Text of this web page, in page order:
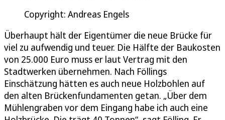
Copyright: Andreas Engels
Überhaupt hält der Eigentümer die neue Brücke für
viel zu aufwendig und teuer. Die Hälfte der Baukosten
von 25.000 Euro muss er laut Vertrag mit den
Stadtwerken übernehmen. Nach Föllings
Einschätzung hätten es auch neue Holzbohlen auf
den alten Brückenfundamenten getan. „Über dem
Mühlengraben vor dem Eingang habe ich auch eine